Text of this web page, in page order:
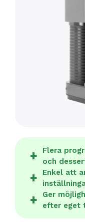
Flera
och
Enkel att
Ger
efter eget